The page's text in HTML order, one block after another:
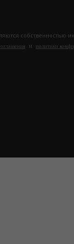
собственностью
и политики